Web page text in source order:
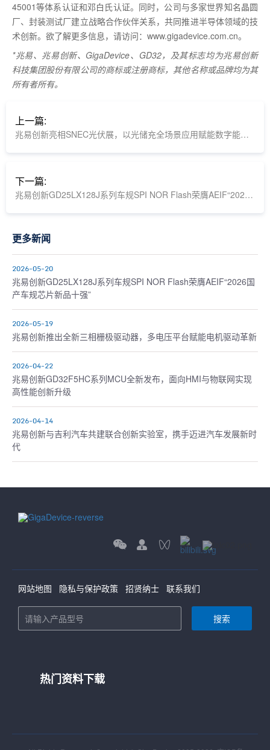
45001等体系认证和邓白氏认证。同时，公司与多家世界知名晶圆
厂、封装测试厂建立战略合作伙伴关系，共同推进半导体领域的技
术创新。欲了解更多信息，请访问：www.gigadevice.com.cn。
*兆易、兆易创新、GigaDevice、GD32，及其标志均为兆易创新
科技集团股份有限公司的商标或注册商标，其他名称或品牌均为其
所有者所有。
上一篇:
兆易创新亮相SNEC光伏展，以光储充全场景应用赋能数字能源变革
下一篇:
兆易创新GD25LX128J系列车规SPI NOR Flash荣膺AEIF“2026国产车规芯片新品十强”
更多新闻
2026-05-20
兆易创新GD25LX128J系列车规SPI NOR Flash荣膺AEIF“2026国
产车规芯片新品十强”
2026-05-19
兆易创新推出全新三相栅极驱动器，多电压平台赋能电机驱动革新
2026-04-22
兆易创新GD32F5HC系列MCU全新发布，面向HMI与物联网实现
高性能创新升级
2026-04-14
兆易创新与吉利汽车共建联合创新实验室，携手迈进汽车发展新时
代
网站地图 隐私与保护政策 招贤纳士 联系我们
搜索
热门资料下载